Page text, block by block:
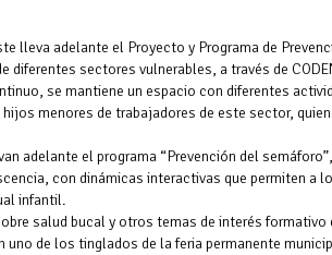
lleva adelante el Proyecto y Programa de
diferentes sectores vulnerables, a través de
se mantiene un espacio con diferentes
menores de trabajadores de este sector,
adelante el programa “Prevención del
con dinámicas interactivas que permiten a
infantil.
salud bucal y otros temas de interés
uno de los tinglados de la feria permanente